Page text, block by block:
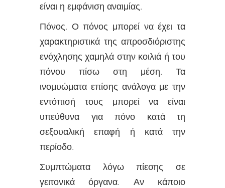
είναι η εμφάνιση αναιμίας.
Πόνος. Ο πόνος μπορεί να έχει τα
χαρακτηριστικά της απροσδιόριστης
ενόχλησης χαμηλά στην κοιλιά ή του
πόνου πίσω στη μέση. Τα
ινομυώματα επίσης ανάλογα με την
εντόπισή τους μπορεί να είναι
υπεύθυνα για πόνο κατά τη
σεξουαλική επαφή ή κατά την
περίοδο.
Συμπτώματα λόγω πίεσης σε
γειτονικά όργανα. Αν κάποιο